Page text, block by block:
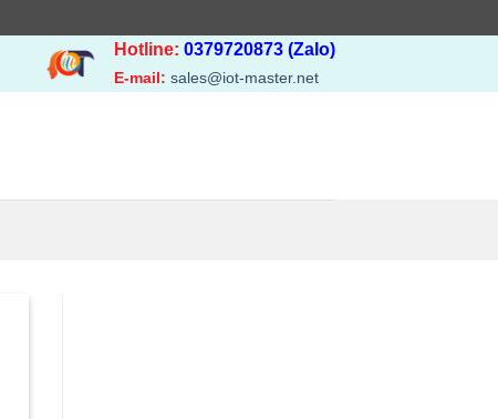
Hotline: 0379720873 (Zalo)
E-mail: sales@iot-master.net